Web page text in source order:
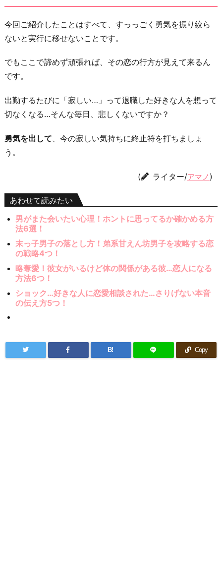
今回ご紹介したことはすべて、すっっごく勇気を振り絞ら
ないと実行に移せないことです。
でもここで諦めず頑張れば、その恋の行方が見えて来るん
です。
出勤するたびに「寂しい…」って退職した好きな人を想って
切なくなる…そんな毎日、悲しくないですか？
勇気を出して、今の寂しい気持ちに終止符を打ちましょ
う。
( ライター/アマノ )
あわせて読みたい
男がまた会いたい心理！ホントに思ってるか確かめる方
法6選！
末っ子男子の落とし方！弟系甘えん坊男子を攻略する恋
の戦略4つ！
略奪愛！彼女がいるけど体の関係がある彼…恋人になる
方法6つ！
ショック…好きな人に恋愛相談された…さりげない本音
の伝え方5つ！
B! Copy